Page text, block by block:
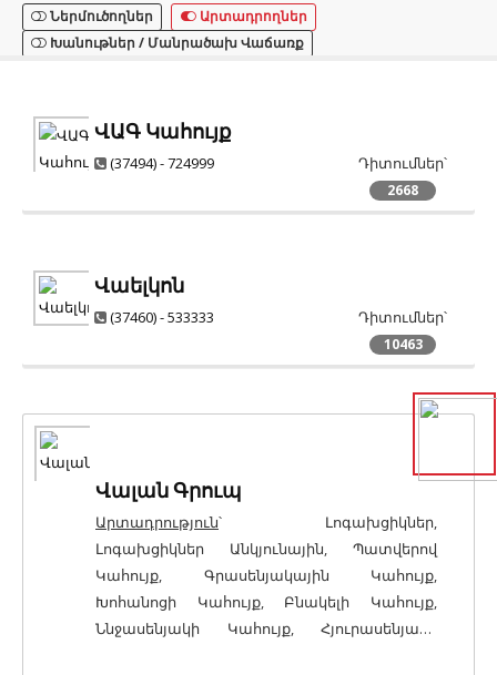
Ներմուծողներ
Արտադրողներ
Խանութներ / Մանրածախ Վաճառք
ՎԱԳ Կահույք
Դիտումներ՝
2668
(37494) - 724999
Վաելկոն
Դիտումներ՝
10463
(37460) - 533333
Վալան Գրուպ
Արտադրություն՝ Լոգախցիկներ,
Լոգախցիկներ Անկյունային, Պատվերով
Կահույք, Գրասենյակային Կահույք,
Խոհանոցի Կահույք, Բնակելի Կահույք,
Ննջասենյակի Կահույք, Հյուրասենյակի